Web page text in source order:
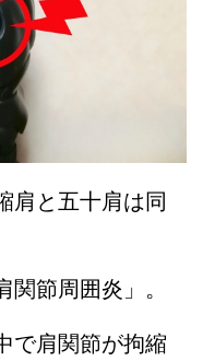
肩と五十肩は同
節周囲炎」。
で肩関節が拘縮